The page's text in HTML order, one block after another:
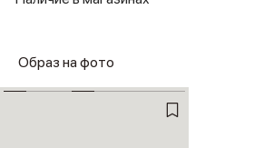
Образ на фото